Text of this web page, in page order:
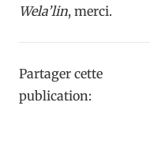
Wela’lin, merci.
Partager cette
publication: